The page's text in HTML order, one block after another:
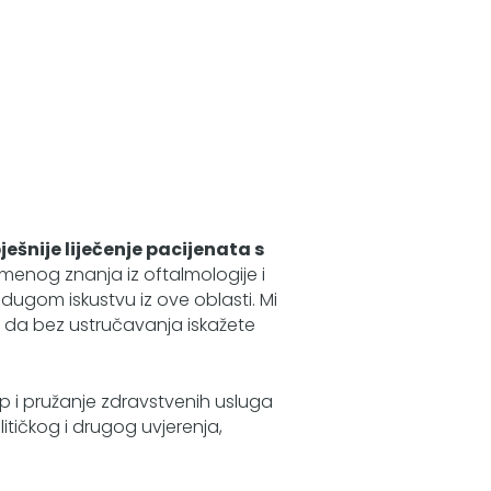
liječenje pacijenata s
znanja iz oftalmologije i
iskustvu iz ove oblasti. Mi
bez ustručavanja iskažete
i pružanje zdravstvenih usluga
i drugog uvjerenja,